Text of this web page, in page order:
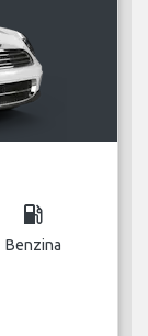
local_gas_station
Benzina